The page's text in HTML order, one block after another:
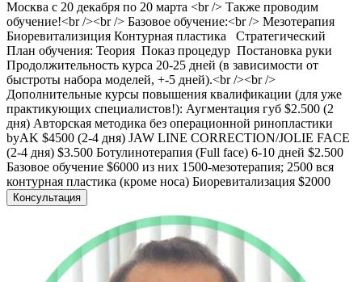
Москва с 20 декабря по 20 марта <br /> Также проводим
обучение!<br /><br /> Базовое обучение:<br /> Мезотерапия
Биоревитализиция Контурная пластика Стратегический
План обучения: Теория ️ Показ процедур ️ Постановка руки️
Продолжительность курса 20-25 дней (в зависимости от
быстроты набора моделей, +-5 дней).<br /><br />
Дополнительные курсы повышения квалификации (для уже
практикующих специалистов!): Аугментация губ $2.500 (2
дня) Авторская методика без операционной ринопластики
byAK $4500 (2-4 дня) JAW LINE CORRECTION/JOLIE FACE
(2-4 дня) $3.500 Ботулинотерапия (Full face) 6-10 дней $2.500
Базовое обучение $6000 из них 1500-мезотерапия; 2500 вся
контурная пластика (кроме носа) Биоревитализация $2000
Консультация